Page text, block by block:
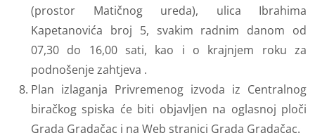
(prostor Matičnog ureda), ulica Ibrahima
Kapetanovića broj 5, svakim radnim danom od
07,30 do 16,00 sati, kao i o krajnjem roku za
podnošenje zahtjeva .
Plan izlaganja Privremenog izvoda iz Centralnog
biračkog spiska će biti objavljen na oglasnoj ploči
Grada Gradačac i na Web stranici Grada Gradačac.